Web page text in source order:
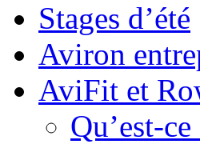
Stages d’été
Aviron
AviFit et
Qu’est-ce